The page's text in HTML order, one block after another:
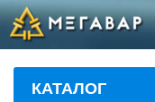
КАТАЛОГ